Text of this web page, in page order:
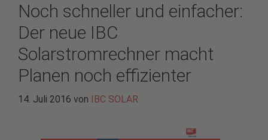
Noch schneller und einfacher:
Der neue IBC
Solarstromrechner macht
Planen noch effizienter
14. Juli 2016 von IBC SOLAR